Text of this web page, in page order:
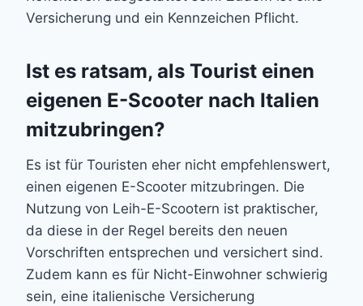
Versicherung und ein Kennzeichen Pflicht.
Ist es ratsam, als Tourist einen
eigenen E-Scooter nach Italien
mitzubringen?
Es ist für Touristen eher nicht empfehlenswert,
einen eigenen E-Scooter mitzubringen. Die
Nutzung von Leih-E-Scootern ist praktischer,
da diese in der Regel bereits den neuen
Vorschriften entsprechen und versichert sind.
Zudem kann es für Nicht-Einwohner schwierig
sein, eine italienische Versicherung